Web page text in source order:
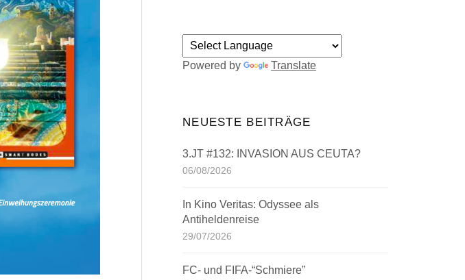
Powered by Translate
NEUESTE BEITRÄGE
3.JT #132: INVASION AUS CEUTA?
06/08/2026
In Kino Veritas: Odyssee als
Antiheldenreise
29/07/2026
FC- und FIFA-“Schmiere”